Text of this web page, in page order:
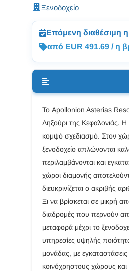
Ξενοδοχείο
Επόμενη διαθέσιμη
από EUR 491.69 / η
Το Apollonion Asterias
Ληξούρι της Κεφαλονιάς. Η
κομψό σχεδιασμό. Στον
ξενοδοχείο απλώνονται
περιλαμβάνονται και
χώροι διαμονής
διευκρινίζεται ο ακριβής
Ξι να βρίσκεται σε μικρή
διαδρομές που περνούν
μεταφορά μέχρι το
υπηρεσίες υψηλής
μονάδας, με
κοινόχρηστους χώρους